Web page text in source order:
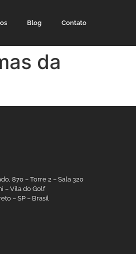
Blog Contato
da
870 – Torre 2 – Sala 320
– Vila do Golf
– SP – Brasil